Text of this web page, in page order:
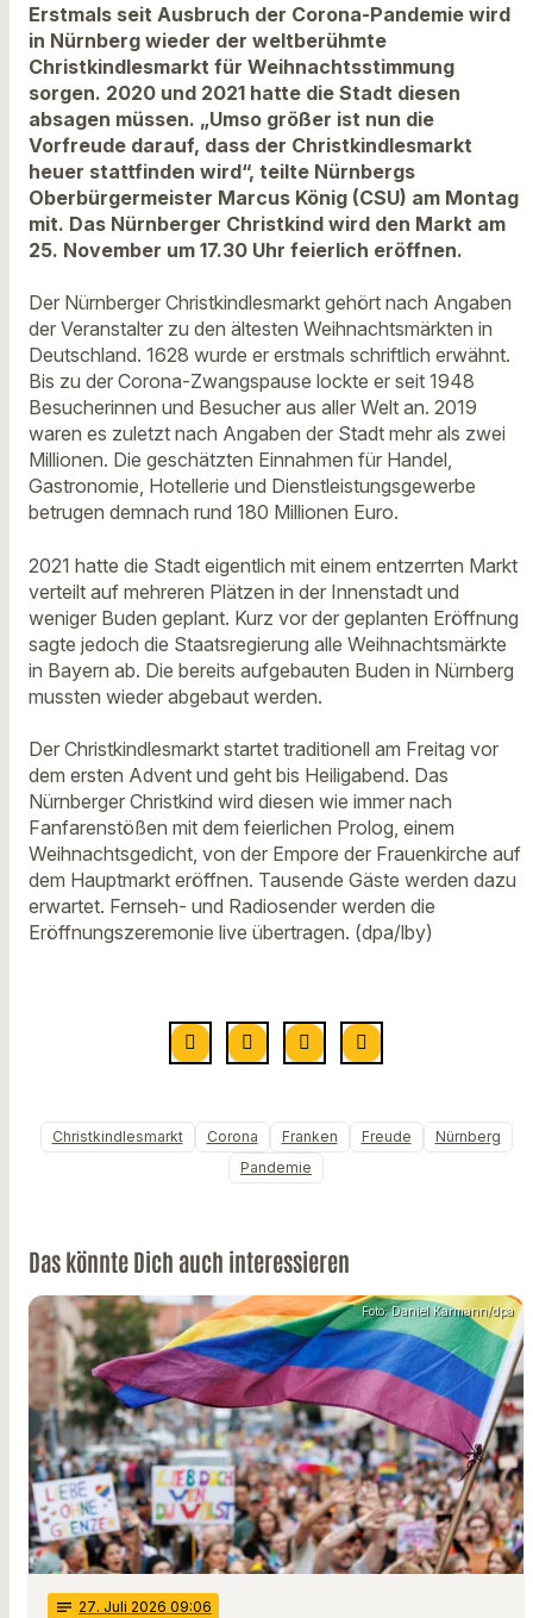
Erstmals seit Ausbruch der Corona-Pandemie wird
in Nürnberg wieder der weltberühmte
Christkindlesmarkt für Weihnachtsstimmung
sorgen. 2020 und 2021 hatte die Stadt diesen
absagen müssen. „Umso größer ist nun die
Vorfreude darauf, dass der Christkindlesmarkt
heuer stattfinden wird“, teilte Nürnbergs
Oberbürgermeister Marcus König (CSU) am Montag
mit. Das Nürnberger Christkind wird den Markt am
25. November um 17.30 Uhr feierlich eröffnen.
Der Nürnberger Christkindlesmarkt gehört nach Angaben
der Veranstalter zu den ältesten Weihnachtsmärkten in
Deutschland. 1628 wurde er erstmals schriftlich erwähnt.
Bis zu der Corona-Zwangspause lockte er seit 1948
Besucherinnen und Besucher aus aller Welt an. 2019
waren es zuletzt nach Angaben der Stadt mehr als zwei
Millionen. Die geschätzten Einnahmen für Handel,
Gastronomie, Hotellerie und Dienstleistungsgewerbe
betrugen demnach rund 180 Millionen Euro.
2021 hatte die Stadt eigentlich mit einem entzerrten Markt
verteilt auf mehreren Plätzen in der Innenstadt und
weniger Buden geplant. Kurz vor der geplanten Eröffnung
sagte jedoch die Staatsregierung alle Weihnachtsmärkte
in Bayern ab. Die bereits aufgebauten Buden in Nürnberg
mussten wieder abgebaut werden.
Der Christkindlesmarkt startet traditionell am Freitag vor
dem ersten Advent und geht bis Heiligabend. Das
Nürnberger Christkind wird diesen wie immer nach
Fanfarenstößen mit dem feierlichen Prolog, einem
Weihnachtsgedicht, von der Empore der Frauenkirche auf
dem Hauptmarkt eröffnen. Tausende Gäste werden dazu
erwartet. Fernseh- und Radiosender werden die
Eröffnungszeremonie live übertragen. (dpa/lby)
Christkindlesmarkt Corona Franken Freude
Nürnberg
Pandemie
Das könnte Dich auch interessieren
Foto: Daniel Karmann/dpa
notes 27. Juli 2026 09:06